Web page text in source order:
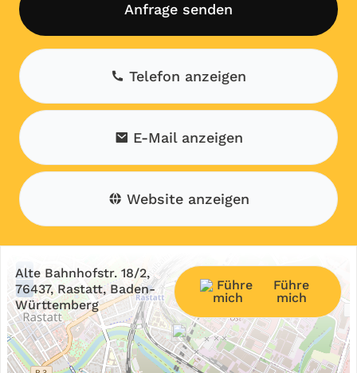
Anfrage senden
Telefon anzeigen
E-Mail anzeigen
Website anzeigen
+
−
Alte Bahnhofstr. 18/2,
76437, Rastatt, Baden-
Württemberg
Führe
mich